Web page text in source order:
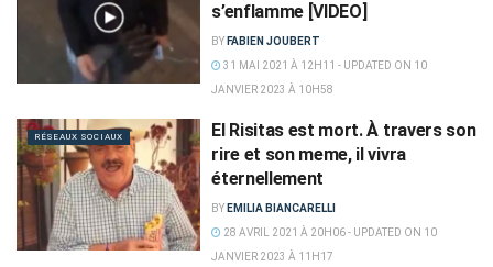
s’enflamme [VIDEO]
BY FABIEN JOUBERT
31 MAI 2021 À 12H11 - UPDATED ON 10
JANVIER 2023 À 10H58
RÉSEAUX SOCIAUX
El Risitas est mort. À travers son
rire et son meme, il vivra
éternellement
BY EMILIA BIANCARELLI
28 AVRIL 2021 À 20H06 - UPDATED ON 10
JANVIER 2023 À 11H17